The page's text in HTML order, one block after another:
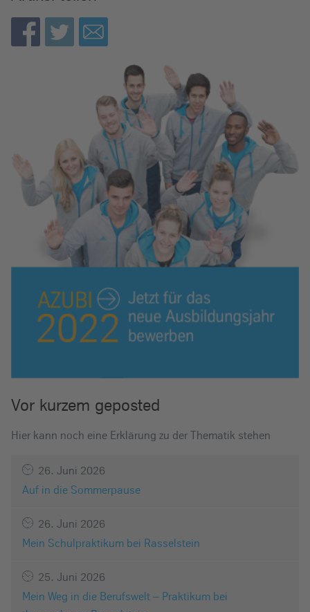
Vor kurzem geposted
Hier kann noch eine Erklärung zu der Thematik stehen
26. Juni 2026
Auf in die Sommerpause
26. Juni 2026
Mein Schulpraktikum bei Rasselstein
25. Juni 2026
Mein Weg in die Berufswelt – Praktikum bei